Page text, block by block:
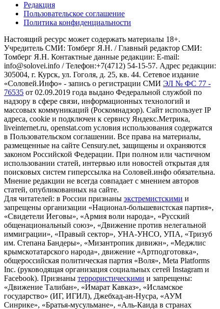
Редакция
Пользовательское соглашение
Политика конфиденциальности
Настоящий ресурс может содержать материалы 18+.
Учредитель СМИ: Томберг Я.Н. / Главный редактор СМИ:
Томберг Я.Н. Контактные данные редакции: E-mail:
info@solovei.info / Телефон:+7(4712) 54-15-57. Адрес редакции:
305004, г. Курск, ул. Гоголя, д. 25, кв. 44. Сетевое издание
«Соловей.Инфо» - запись о регистрации СМИ ЭЛ № ФС 77 -
76535 от 02.09.2019 года выдано Федеральной службой по
надзору в сфере связи, информационных технологий и
массовых коммуникаций (Роскомнадзор). Сайт использует IP
адреса, cookie и подключен к сервису Яндекс.Метрика,
liveinternet.ru, openstat.com условия использования содержатся
в Пользовательском соглашении. Все права на материалы,
размещенные на сайте Censury.net, защищены и охраняются
законом Российской Федерации. При полном или частичном
использовании статей, интервью или новостей открытая для
поисковых систем гиперссылка на Соловей.инфо обязательна.
Мнение редакции не всегда совпадает с мнением авторов
статей, опубликованных на сайте.
Для читателей: в России признаны экстремистскими и
запрещены организации «Национал-большевистская партия»,
«Свидетели Иеговы», «Армия воли народа», «Русский
общенациональный союз», «Движение против нелегальной
иммиграции», «Правый сектор», УНА-УНСО, УПА, «Тризуб
им. Степана Бандеры», «Мизантропик дивижн», «Меджлис
крымскотатарского народа», движение «Артподготовка»,
общероссийская политическая партия «Воля», Meta Platforms
Inc. (руководящая организация социальных сетей Instagram и
Facebook). Признаны террористическими и запрещены:
«Движение Талибан», «Имарат Кавказ», «Исламское
государство» (ИГ, ИГИЛ), Джебхад-ан-Нусра, «АУМ
Синрике», «Братья-мусульмане», «Аль-Каида в странах